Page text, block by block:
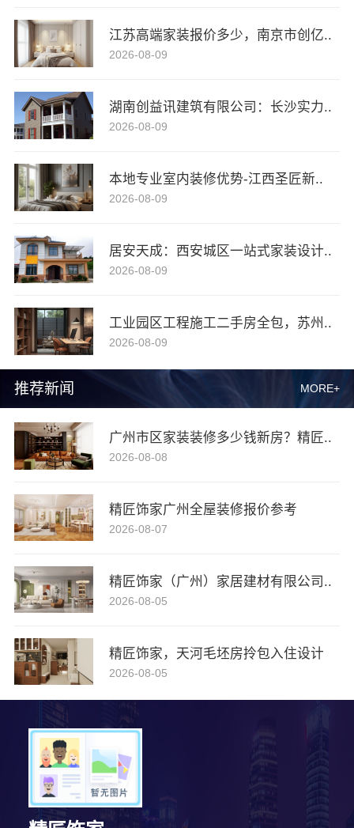
推荐新闻 MORE+
广州市区家装装修多少钱新房？精匠..
2026-08-08
精匠饰家广州全屋装修报价参考
2026-08-07
精匠饰家（广州）家居建材有限公司..
2026-08-05
精匠饰家，天河毛坯房拎包入住设计
2026-08-05
江苏高端家装报价多少，南京市创亿..
2026-08-09
湖南创益讯建筑有限公司：长沙实力..
2026-08-09
本地专业室内装修优势-江西圣匠新..
2026-08-09
居安天成：西安城区一站式家装设计..
2026-08-09
工业园区工程施工二手房全包，苏州..
2026-08-09